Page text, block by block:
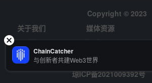
Copyright © 2023
关于我们
媒体资源
风险提示
招聘
琼ICP备2021009392号
ChainCatcher
与创新者共建Web3世界